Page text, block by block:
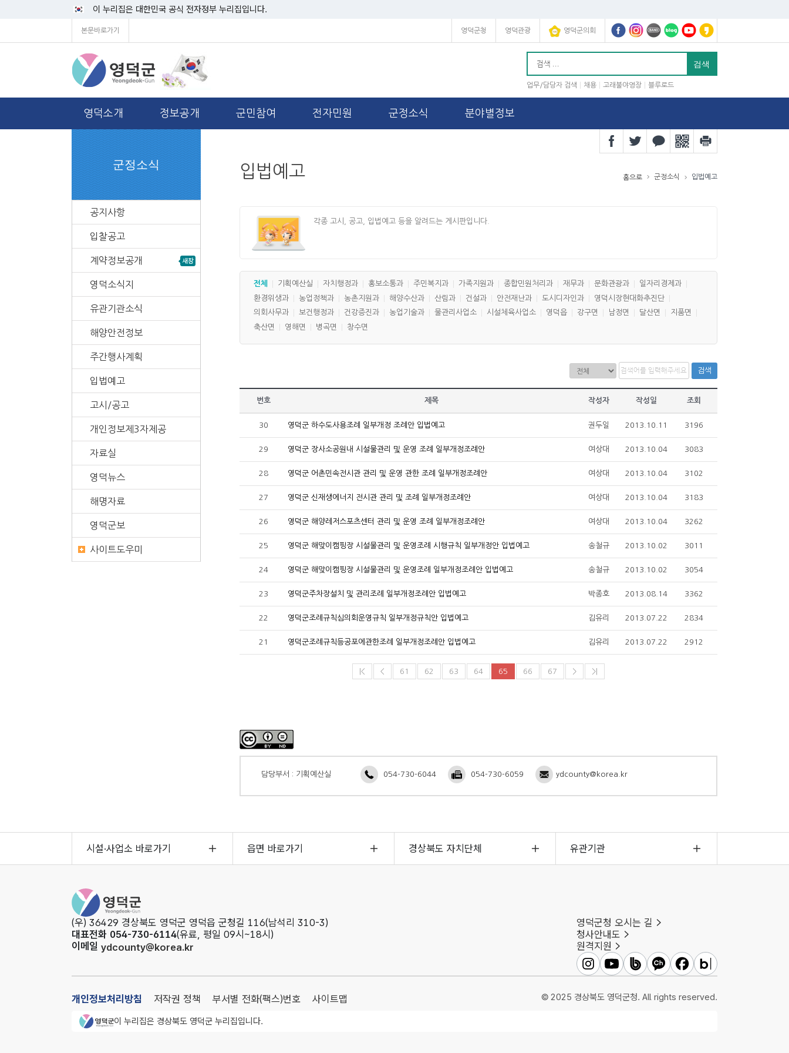
이 누리집은 대한민국 공식 전자정부 누리집입니다.
본문바로가기 영덕군청 영덕관광 영덕군의회
업무/담당자 검색 채용 고래불야영장 블루로드
영덕소개 정보공개 군민참여 전자민원 군정소식 분야별정보
입법예고 홈으로 군정소식 입법예고
각종 고시, 공고, 입법예고 등을 알려드는 게시판입니다.
전체 기획예산실 자치행정과 홍보소통과 주민복지과 가족지원과 종합민원처리과 재무과 문화관광과
일자리경제과
환경위생과
농업정책과 농촌지원과 해양수산과 산림과 건설과 안전재난과 도시디자인과
영덕시장현대화추진단
의회사무과
보건행정과 건강증진과 농업기술과 물관리사업소 시설체육사업소 영덕읍 강구면 남정면 달산면
지품면
축산면
영해면 병곡면 창수면
검색
번호 제목 작성자 작성일 조회
30 영덕군 하수도사용조례 일부개정 조례안 입법예고 권두일 2013.10.11 3196
29 영덕군 장사소공원내 시설물관리 및 운영 조례 일부개정조례안 여상대 2013.10.04 3083
28 영덕군 어촌민속전시관 관리 및 운영 관한 조례 일부개정조례안 여상대 2013.10.04 3102
27 영덕군 신재생에너지 전시관 관리 및 조례 일부개정조례안 여상대 2013.10.04 3183
26 영덕군 해양레저스포츠센터 관리 및 운영 조례 일부개정조례안 여상대 2013.10.04 3262
25 영덕군 해맞이캠핑장 시설물관리 및 운영조례 시행규칙 일부개정안 입법예고 송철규 2013.10.02 3011
24 영덕군 해맞이캠핑장 시설물관리 및 운영조례 일부개정조례안 입법예고 송철규 2013.10.02 3054
23 영덕군주차장설치 및 관리조례 일부개정조례안 입법예고 박종호 2013.08.14 3362
22 영덕군조례규칙심의회운영규칙 일부개정규칙안 입법예고 김유리 2013.07.22 2834
21 영덕군조례규칙등공포에관한조례 일부개정조례안 입법예고 김유리 2013.07.22 2912
|< < 61 62 63 64 65 66 67 > >|
담당부서 : 기획예산실 054-730-6044 054-730-6059 ydcounty@korea.kr
군정소식
공지사항
입찰공고
계약정보공개
영덕소식지
유관기관소식
해양안전정보
주간행사계획
입법예고
고시/공고
개인정보제3자제공
자료실
영덕뉴스
해명자료
영덕군보
사이트도우미
시설·사업소 바로가기 읍면 바로가기 경상북도 자치단체 유관기관
영덕군청
(우) 36429 경상북도 영덕군 영덕읍 군청길 116(남석리 310-3)
대표전화 054-730-6114(유료, 평일 09시~18시)
이메일 ydcounty@korea.kr
영덕군청 오시는 길
청사안내도
원격지원
영덕군인스타그램
영덕군유튜브영덕군밴드영덕군카카오채널
영덕군페이스북
영덕군블로그
개인정보처리방침 저작권 정책 부서별 전화(팩스)번호 사이트맵 © 2025 경상북도 영덕군청. All rights reserved.
영덕군청 로고이 누리집은 경상북도 영덕군 누리집입니다.